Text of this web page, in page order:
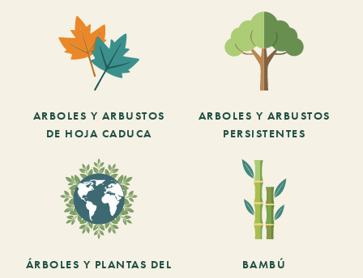
ARBOLES Y ARBUSTOS
DE HOJA CADUCA
ARBOLES Y ARBUSTOS
PERSISTENTES
ÁRBOLES Y PLANTAS DEL
BAMBÚ